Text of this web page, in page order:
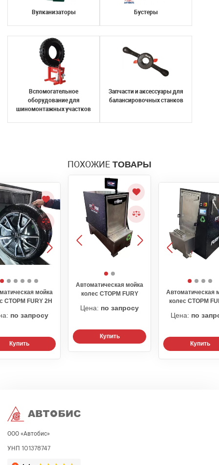
Вулканизаторы Бустеры
Вспомогательное
оборудование для
шиномонтажных участков
Запчасти и аксессуары для
балансировочных станков
ПОХОЖИЕ ТОВАРЫ
мойка
СТОРМ FURY 2H
по запросу
Купить
Автоматическая мойка
колес СТОРМ FURY
Цена: по запросу
Купить
Автоматическая
колес СТОРМ
Цена: по
Купить
ООО «Автобис»
УНП 101378747